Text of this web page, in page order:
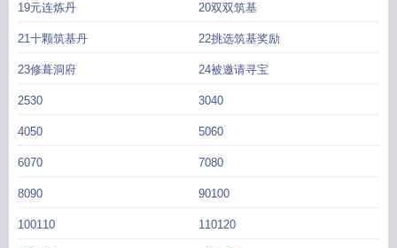
19元连炼丹 20双双筑基
21十颗筑基丹 22挑选筑基奖励
23修葺洞府 24被邀请寻宝
2530 3040
4050 5060
6070 7080
8090 90100
100110 110120